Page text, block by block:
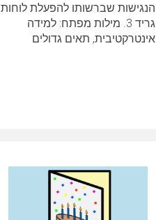
הנגישות שברשותו להפעלת לוחות
גריד 3. מילות מפתח: למידה
אינטרקטיבית, תאים גדולים